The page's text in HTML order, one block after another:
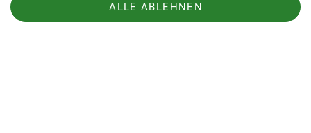
ALLE ABLEHNEN